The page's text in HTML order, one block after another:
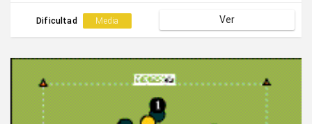
exteriores.
Dificultad Media Ver